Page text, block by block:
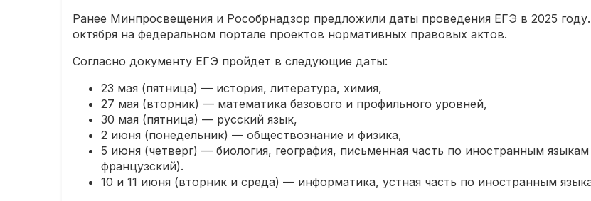
Ранее Минпросвещения и Рособрнадзор предложили даты проведения ЕГЭ в 2025
октября на федеральном портале проектов нормативных правовых актов.
Согласно документу ЕГЭ пройдет в следующие даты:
23 мая (пятница) — история, литература, химия,
27 мая (вторник) — математика базового и профильного уровней,
30 мая (пятница) — русский язык,
2 июня (понедельник) — обществознание и физика,
5 июня (четверг) — биология, география, письменная часть по иностранным
французский).
10 и 11 июня (вторник и среда) — информатика, устная часть по иностранным